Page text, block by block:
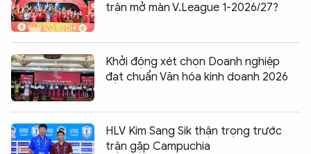
trận mở màn V.League 1-2026/27?
Khởi động xét chọn Doanh nghiệp
đạt chuẩn Văn hóa kinh doanh 2026
HLV Kim Sang Sik thận trọng trước
trận gặp Campuchia